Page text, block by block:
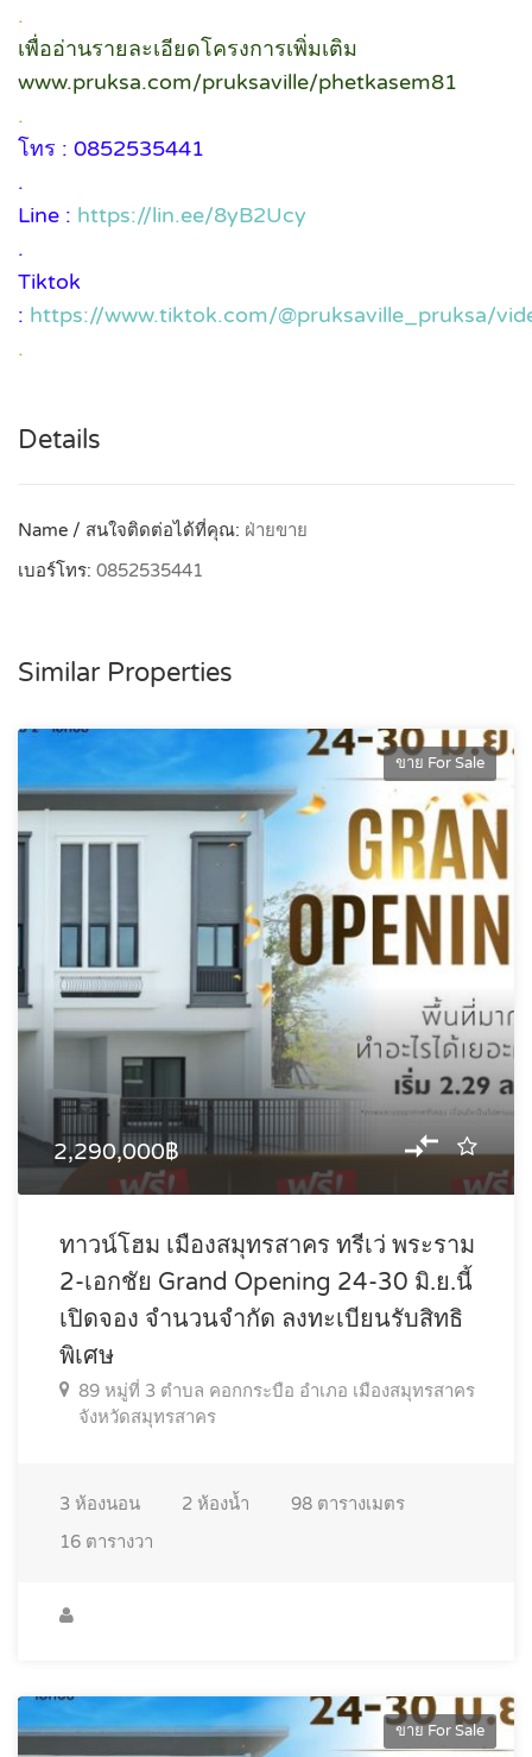
.
เพื่ออ่านรายละเอียดโครงการเพิ่มเติม
www.pruksa.com/pruksaville/phetkasem81
.
โทร : 0852535441
.
Line : https://lin.ee/8yB2Ucy
.
Tiktok
: https://www.tiktok.com/@pruksaville_pruksa/
.
Details
Name / สนใจติดต่อได้ที่คุณ: ฝ่ายขาย
เบอร์โทร: 0852535441
Similar Properties
ขาย For Sale
2,290,000฿
ทาวน์โฮม เมืองสมุทรสาคร ทรีเว่ พระราม
2-เอกชัย Grand Opening 24-30 มิ.ย.นี้
เปิดจอง จำนวนจำกัด ลงทะเบียนรับสิทธิ
พิเศษ
89 หมู่ที่ 3 ตำบล คอกกระบือ อำเภอ เมืองสมุทรสาคร
จังหวัดสมุทรสาคร
3 ห้องนอน 2 ห้องน้ำ 98 ตารางเมตร
16 ตารางวา
ขาย For Sale